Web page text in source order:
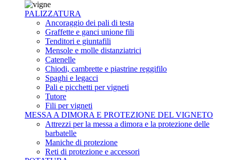
PALIZZATURA
Ancoraggio dei pali di testa
Graffette e ganci unione fili
Tenditori e giuntafili
Mensole e molle distanziatrici
Catenelle
Chiodi, cambrette e piastrine reggifilo
Spaghi e legacci
Pali e picchetti per vigneti
Tutore
Fili per vigneti
MESSA A DIMORA E PROTEZIONE DEL VIGNETO
Attrezzi per la messa a dimora e la protezione delle
barbatelle
Maniche di protezione
Reti di protezione e accessori